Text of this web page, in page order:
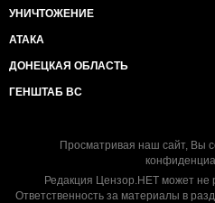
УНИЧТОЖЕНИЕ
АТАКА
ДОНЕЦКАЯ ОБЛАСТЬ
ГЕНШТАБ ВС
Просматривая наш сайт, Вы
Редакция Цензор.НЕТ может не
Ответственность за материалы в